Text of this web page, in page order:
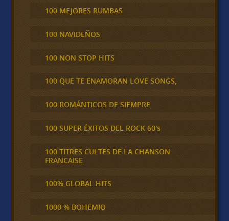
100 MEJORES RUMBAS
100 NAVIDEÑOS
100 NON STOP HITS
100 QUE TE ENAMORAN LOVE SONGS,
100 ROMÁNTICOS DE SIEMPRE
100 SUPER ÉXITOS DEL ROCK 60's
100 TITRES CULTES DE LA CHANSON
FRANCAISE
100% GLOBAL HITS
1000 % BOHEMIO